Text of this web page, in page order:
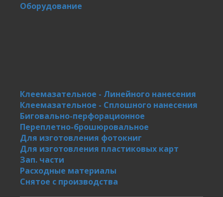
Оборудование
Клеемазательное - Линейного нанесения
Клеемазательное - Сплошного нанесения
Биговально-перфорационное
Переплетно-брошюровальное
Для изготовления фотокниг
Для изготовления пластиковых карт
Зап. части
Расходные материалы
Снятое с производства